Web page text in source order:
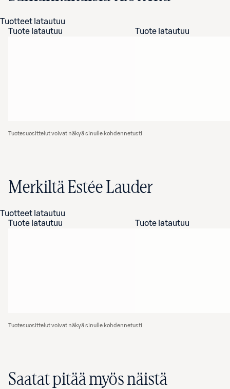
Tuotteet latautuu
Tuote latautuu
Tuote latautuu
Tuotesuosittelut voivat näkyä sinulle kohdennetusti
Merkiltä Estée Lauder
Tuotteet latautuu
Tuote latautuu
Tuote latautuu
Tuotesuosittelut voivat näkyä sinulle kohdennetusti
Saatat pitää myös näistä